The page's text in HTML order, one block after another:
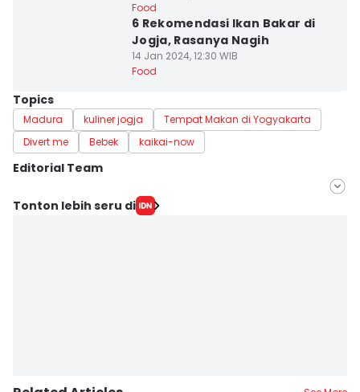
Food
6 Rekomendasi Ikan Bakar di
Jogja, Rasanya Nagih
14 Jan 2024, 12:30 WIB
Food
Topics
Madura kuliner jogja
Tempat Makan di Yogyakarta
Divert me
Bebek kaikai-now
Editorial Team
Editor
Tonton lebih seru di